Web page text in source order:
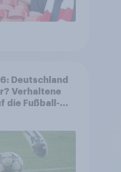
Deutschland
Verhaltene
die Fußball-